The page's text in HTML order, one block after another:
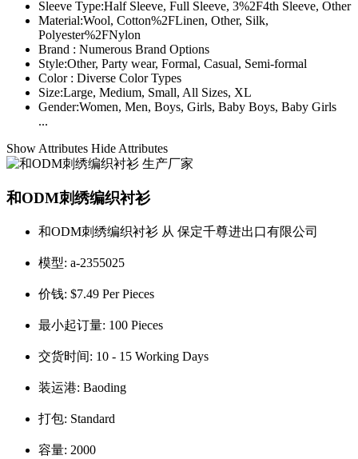
Sleeve Type:Half Sleeve, Full Sleeve, 3%2F4th Sleeve, Other
Material:Wool, Cotton%2FLinen, Other, Silk,
Polyester%2FNylon
Brand : Numerous Brand Options
Style:Other, Party wear, Formal, Casual, Semi-formal
Color : Diverse Color Types
Size:Large, Medium, Small, All Sizes, XL
Gender:Women, Men, Boys, Girls, Baby Boys, Baby Girls
...
Show Attributes Hide Attributes
和ODM刺绣编织衬衫
和ODM刺绣编织衬衫 从 保定千尊进出口有限公司
模型: a-2355025
价钱: $7.49 Per Pieces
最小起订量: 100 Pieces
交货时间: 10 - 15 Working Days
装运港: Baoding
打包: Standard
容量: 2000